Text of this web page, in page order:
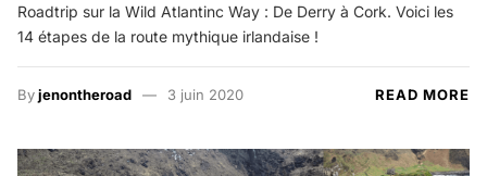
Roadtrip sur la Wild Atlantinc Way : De Derry à Cork. Voici les
14 étapes de la route mythique irlandaise !
Byjenontheroad 3 juin 2020 READ MORE